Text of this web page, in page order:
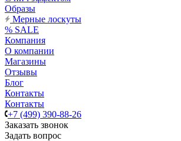
Образы
Мерные лоскуты
% SALE
Компания
О компании
Магазины
Отзывы
Блог
Контакты
Контакты
+7 (499) 390-88-26
Заказать звонок
Задать вопрос